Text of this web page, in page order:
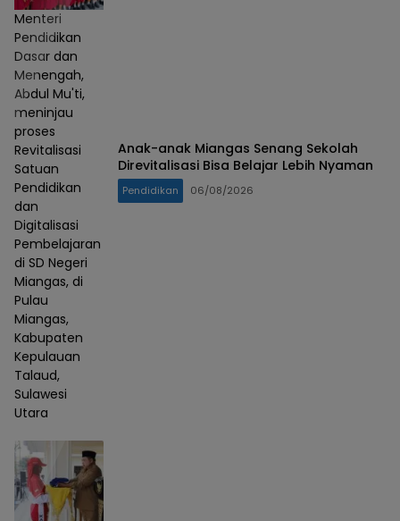
Menteri
Pendidikan
Dasar dan
Menengah,
Abdul Mu'ti,
meninjau
proses
Revitalisasi
Satuan
Pendidikan
dan
Digitalisasi
Pembelajaran
di SD Negeri
Miangas, di
Pulau
Miangas,
Kabupaten
Kepulauan
Talaud,
Sulawesi
Utara
Anak-anak Miangas Senang Sekolah
Direvitalisasi Bisa Belajar Lebih Nyaman
Pendidikan 06/08/2026